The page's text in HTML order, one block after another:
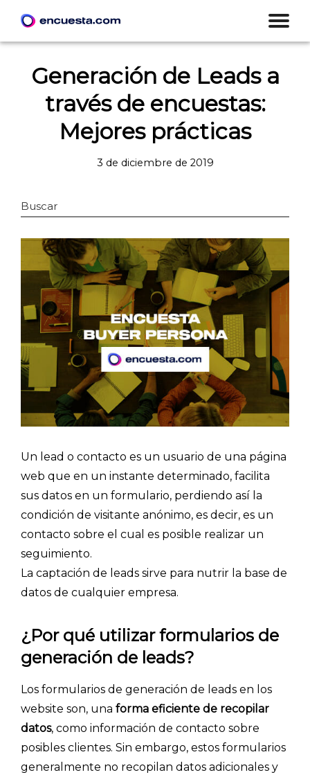
Generación de Leads a
través de encuestas:
Mejores prácticas
3 de diciembre de 2019
Buscar
Un lead o contacto es un usuario de una página
web que en un instante determinado, facilita
sus datos en un formulario, perdiendo así la
condición de visitante anónimo, es decir, es un
contacto sobre el cual es posible realizar un
seguimiento.
La captación de leads sirve para nutrir la base de
datos de cualquier empresa.
¿Por qué utilizar formularios de
generación de leads?
Los formularios de generación de leads en los
website son, una forma eficiente de recopilar
datos, como información de contacto sobre
posibles clientes. Sin embargo, estos formularios
generalmente no recopilan datos adicionales y